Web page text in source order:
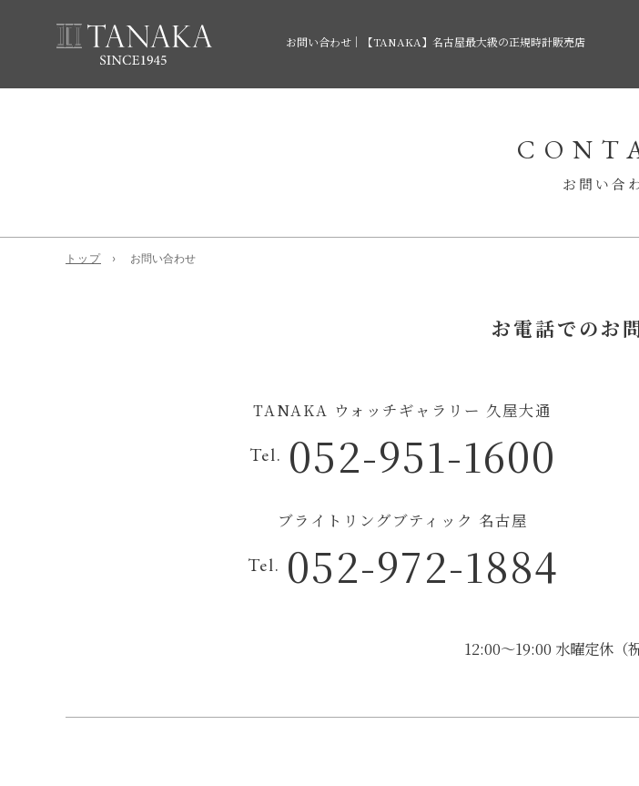
お問い合わせ｜【TANAKA】名古屋最大級の正規時計販売店
お問い合
トップ お問い合わせ
お電話でのお
TANAKA ウォッチギャラリー 久屋大通
Tel. 052-951-1600
ブライトリングブティック 名古屋
Tel. 052-972-1884
12:00～19:00 水曜定休（